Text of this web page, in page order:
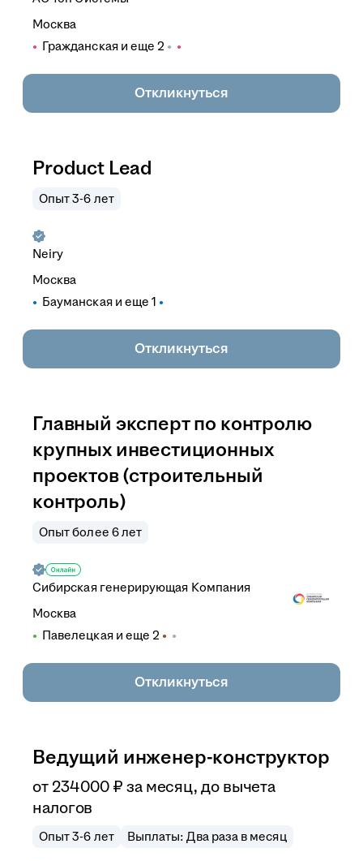
Москва
Гражданская и еще 2
Откликнуться
Product Lead
Опыт 3-6 лет
Neiry
Москва
Бауманская и еще 1
Откликнуться
Главный эксперт по контролю
крупных инвестиционных
проектов (строительный
контроль)
Опыт более 6 лет
Сибирская генерирующая Компания
Москва
Павелецкая и еще 2
Откликнуться
Ведущий инженер-конструктор
от 234 000 ₽ за месяц, до вычета
налогов
Опыт 3-6 лет Выплаты: Два раза в месяц